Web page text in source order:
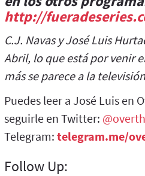
http://
C.J. Navas y José Luis
Abril, lo que está por venir
más se parece a la
Puedes leer a José Luis en
seguirle en Twitter:
Telegram: telegram.me/
Follow Up: